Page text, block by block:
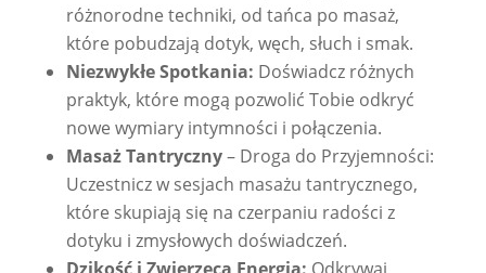
różnorodne techniki, od tańca po masaż,
które pobudzają dotyk, węch, słuch i smak.
Niezwykłe Spotkania: Doświadcz różnych
praktyk, które mogą pozwolić Tobie odkryć
nowe wymiary intymności i połączenia.
Masaż Tantryczny– Droga do Przyjemności:
Uczestnicz w sesjach masażu tantrycznego,
które skupiają się na czerpaniu radości z
dotyku i zmysłowych doświadczeń.